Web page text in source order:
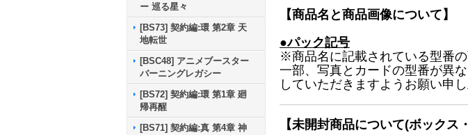
ー 巡る星々
[BS73] 契約編:環 第2章 天
地転世
[BSC48] アニメブースター
バーニングレガシー
[BS72] 契約編:環 第1章 廻
帰再醒
[BS71] 契約編:真 第4章 神
【商品名と商品画像について】
●パック記号
※商品名に記載されている型番
一部、写真とカードの型番が異
していただきますようお願い申し
【未開封商品について(ボックス